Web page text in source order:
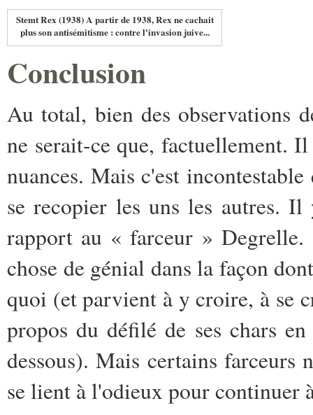
Stemt Rex (1938) A partir de 1938, Rex ne cachait
plus son antisémitisme : contre l'invasion juive...
Conclusion
Au total, bien des observations
ne serait-ce que, factuellement.
nuances. Mais c'est
se recopier les uns les autres.
rapport au « farceur »
chose de génial dans la façon
quoi (et parvient à y croire, à se
propos du défilé de ses chars
dessous). Mais certains
se lient à l'odieux pour continuer